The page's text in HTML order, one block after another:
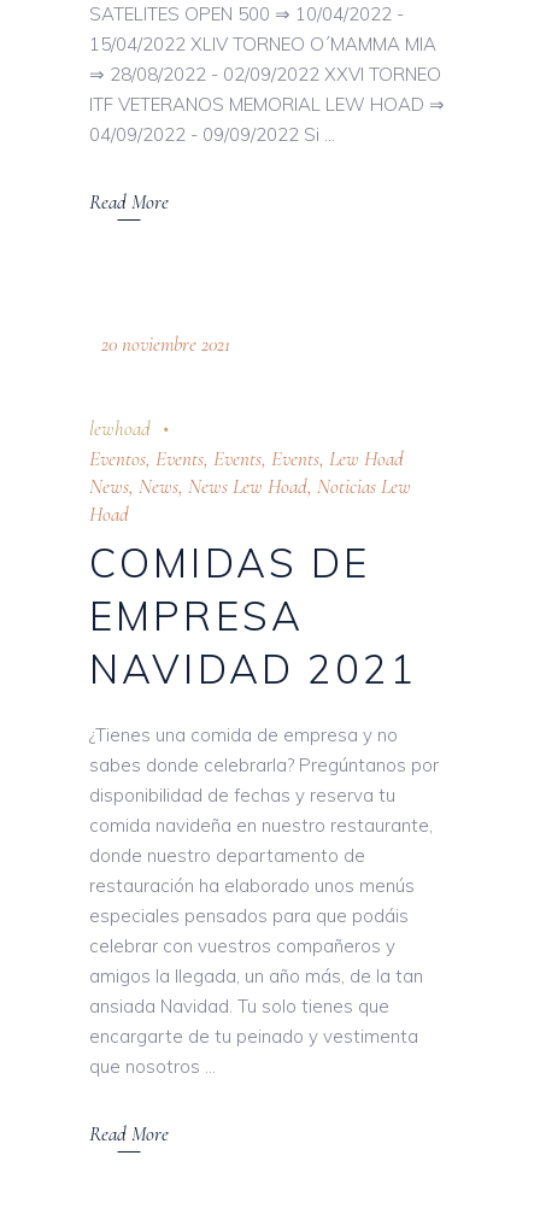
SATELITES OPEN 500 ⇒ 10/04/2022 -
15/04/2022 XLIV TORNEO O´MAMMA MIA
⇒ 28/08/2022 - 02/09/2022 XXVI TORNEO
ITF VETERANOS MEMORIAL LEW HOAD ⇒
04/09/2022 - 09/09/2022 Si
Read More
20 noviembre 2021
lewhoad
Eventos, Events, Events, Events, Lew Hoad
News, News, News Lew Hoad, Noticias Lew
Hoad
COMIDAS DE
EMPRESA
NAVIDAD 2021
¿Tienes una comida de empresa y no
sabes donde celebrarla? Pregúntanos por
disponibilidad de fechas y reserva tu
comida navideña en nuestro restaurante,
donde nuestro departamento de
restauración ha elaborado unos menús
especiales pensados para que podáis
celebrar con vuestros compañeros y
amigos la llegada, un año más, de la tan
ansiada Navidad. Tu solo tienes que
encargarte de tu peinado y vestimenta
que nosotros
Read More